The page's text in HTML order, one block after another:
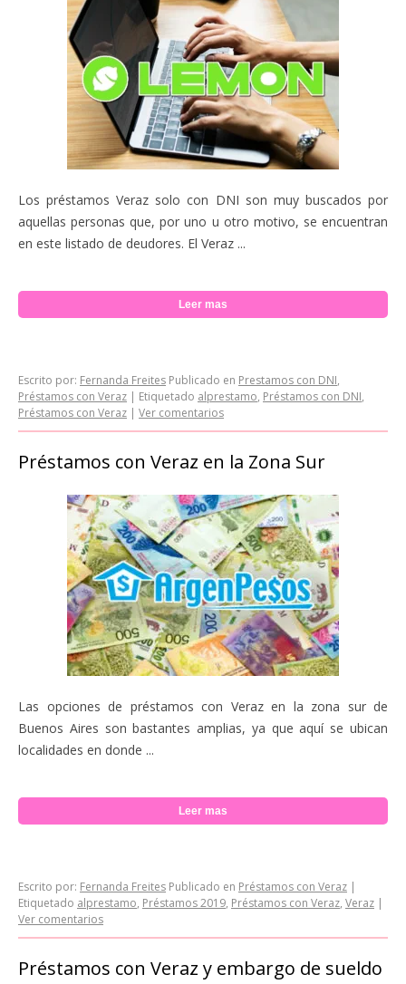
Los préstamos Veraz solo con DNI son muy buscados por
aquellas personas que, por uno u otro motivo, se encuentran
en este listado de deudores. El Veraz ...
Leer mas
Escrito por: Fernanda Freites Publicado en Prestamos con DNI,
Préstamos con Veraz | Etiquetado alprestamo, Préstamos con DNI,
Préstamos con Veraz | Ver comentarios
Préstamos con Veraz en la Zona Sur
Las opciones de préstamos con Veraz en la zona sur de
Buenos Aires son bastantes amplias, ya que aquí se ubican
localidades en donde ...
Leer mas
Escrito por: Fernanda Freites Publicado en Préstamos con Veraz |
Etiquetado alprestamo, Préstamos 2019, Préstamos con Veraz, Veraz |
Ver comentarios
Préstamos con Veraz y embargo de sueldo